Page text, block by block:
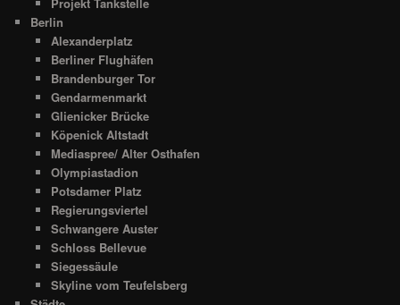
Berlin
Alexanderplatz
Berliner Flughäfen
Brandenburger Tor
Gendarmenmarkt
Glienicker Brücke
Köpenick Altstadt
Mediaspree/ Alter Osthafen
Olympiastadion
Potsdamer Platz
Regierungsviertel
Schwangere Auster
Schloss Bellevue
Siegessäule
Skyline vom Teufelsberg